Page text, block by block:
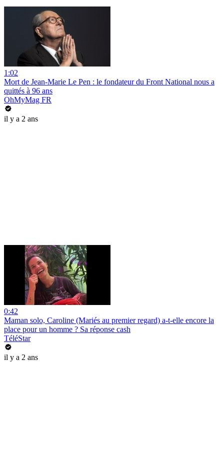
1:02
Mort de Jean-Marie Le Pen : le fondateur du Front National nous a
quittés à 96 ans
OhMyMag FR
il y a 2 ans
0:42
Maman solo, Caroline (Mariés au premier regard) a-t-elle encore la
place pour un homme ? Sa réponse cash
TéléStar
il y a 2 ans